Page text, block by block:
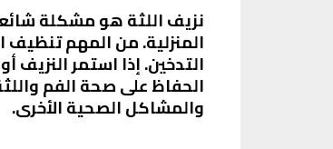
نزيف اللثة هو مشكلة
المنزلية. من المهم تنظيف
التدخين. إذا استمر
الحفاظ على صحة الفم
والمشاكل الصحية الأخرى.